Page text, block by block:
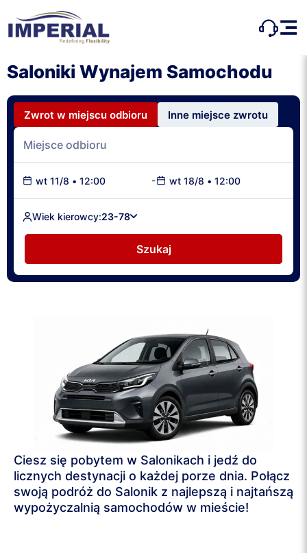
Saloniki Wynajem Samochodu
Zwrot w miejscu odbioru Inne miejsce zwrotu
wt 11/8 • 12:00 - wt 18/8 • 12:00
Wiek kierowcy:23-78
Szukaj
Ciesz się pobytem w Salonikach i jedź do
licznych destynacji o każdej porze dnia. Połącz
swoją podróż do Salonik z najlepszą i najtańszą
wypożyczalnią samochodów w mieście!